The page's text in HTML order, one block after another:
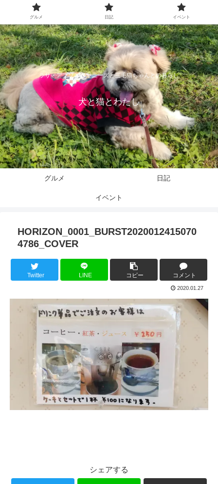
ラサ・アプソとペキニーズと三毛猫ちゃんとの暮らし
犬と猫とわたし
グルメ 日記
イベント
HORIZON_0001_BURST2020012415070
4786_COVER
Twitter LINE コピー コメント
2020.01.27
シェアする
グルメ 日記 イベント